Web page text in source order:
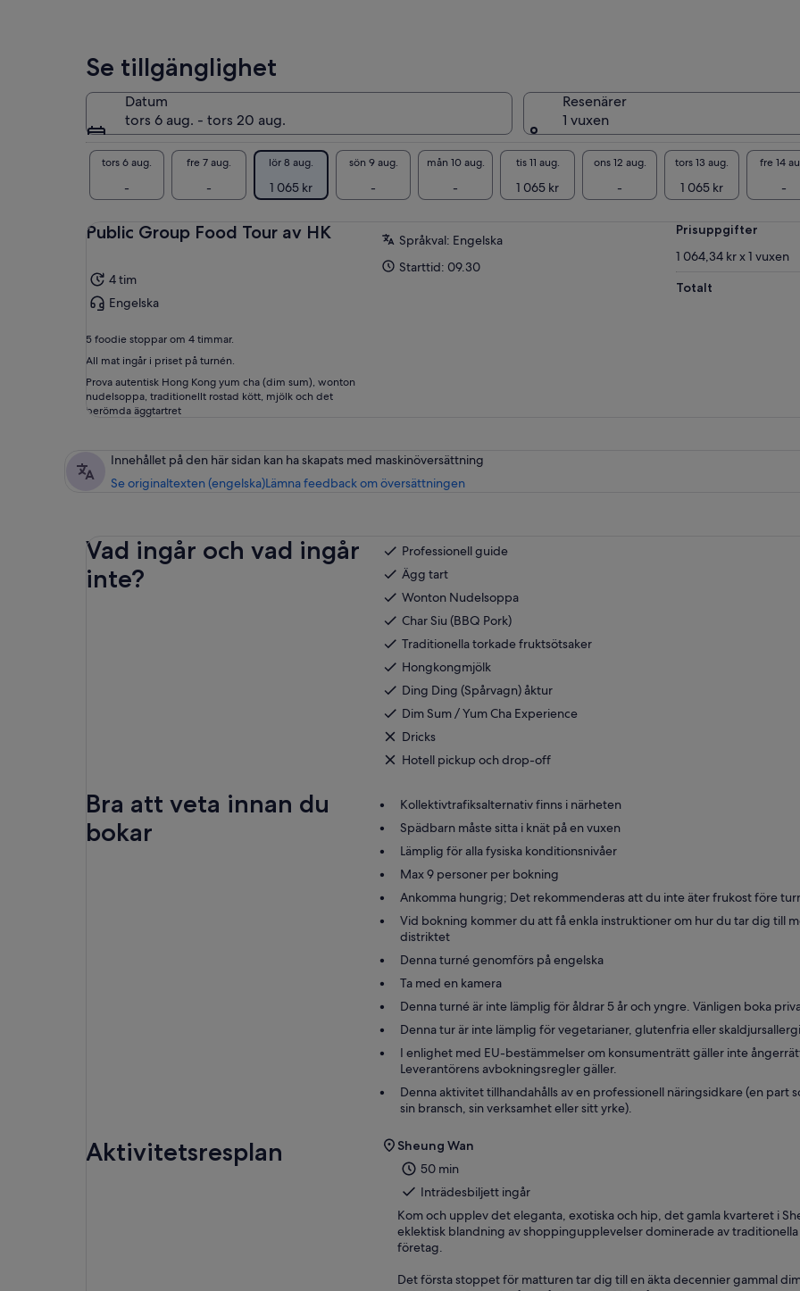
Se tillgänglighet
Datum
tors 6 aug. - tors 20 aug.
Resenärer
1 vuxen
tors 6 aug.
-
fre 7 aug.
-
lör 8 aug.
1 065 kr
sön 9 aug.
-
mån 10 aug.
-
tis 11 aug.
1 065 kr
ons 12 aug.
-
tors 13 aug.
1 065 kr
fre 14
-
Public Group Food Tour av HK
4 tim
Engelska
5 foodie stoppar om 4 timmar.
All mat ingår i priset på turnén.
Prova autentisk Hong Kong yum cha (dim sum), wonton
nudelsoppa, traditionellt rostad kött, mjölk och det
berömda äggtartret
Språkval: Engelska
Starttid: 09.30
Prisuppgifter
1 064,34 kr x 1 vuxen
Totalt
Innehållet på den här sidan kan ha skapats med maskinöversättning
Se originaltexten (engelska)Lämna feedback om översättningenÖppnas
Vad ingår och vad ingår
inte?
Professionell guide
Ägg tart
Wonton Nudelsoppa
Char Siu (BBQ Pork)
Traditionella torkade fruktsötsaker
Hongkongmjölk
Ding Ding (Spårvagn) åktur
Dim Sum / Yum Cha Experience
Dricks
Hotell pickup och drop-off
Bra att veta innan du
bokar
Kollektivtrafiksalternativ finns i närheten
Spädbarn måste sitta i knät på en vuxen
Lämplig för alla fysiska konditionsnivåer
Max 9 personer per bokning
Ankomma hungrig; Det rekommenderas att du inte äter frukost före
Vid bokning kommer du att få enkla instruktioner om hur du tar dig till
distriktet
Denna turné genomförs på engelska
Ta med en kamera
Denna turné är inte lämplig för åldrar 5 år och yngre. Vänligen boka
Denna tur är inte lämplig för vegetarianer, glutenfria eller
I enlighet med EU-bestämmelser om konsumenträtt gäller inte
Leverantörens avbokningsregler gäller.
Denna aktivitet tillhandahålls av en professionell näringsidkare (en part
sin bransch, sin verksamhet eller sitt yrke).
Aktivitetsresplan
Sheung Wan
50 min
Inträdesbiljett ingår
Kom och upplev det eleganta, exotiska och hip, det gamla kvarteret i
eklektisk blandning av shoppingupplevelser dominerade av
företag.
Det första stoppet för matturen tar dig till en äkta decennier gammal